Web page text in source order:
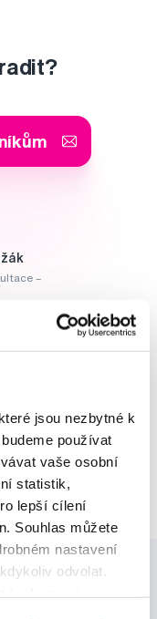
jsou nezbytné k
používat
vaše osobní
statistik,
lepší cílení
Souhlas můžete
nastavení
odvolat.
–